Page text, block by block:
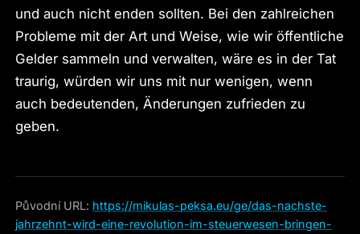
und auch nicht enden sollten. Bei den zahlreichen
Probleme mit der Art und Weise, wie wir öffentliche
Gelder sammeln und verwalten, wäre es in der Tat
traurig, würden wir uns mit nur wenigen, wenn
auch bedeutenden, Änderungen zufrieden zu
geben.
Původní URL: https://mikulas-peksa.eu/ge/das-nachste-
jahrzehnt-wird-eine-revolution-im-steuerwesen-bringen-